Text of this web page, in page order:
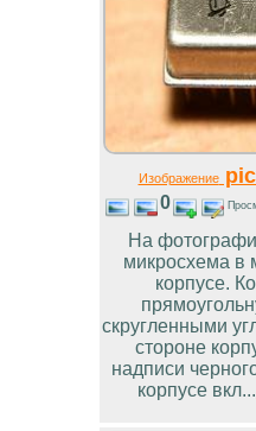
Изображение
0
На
микросхема в
корпусе.
скругленными
стороне
надписи
корпусе вкл...